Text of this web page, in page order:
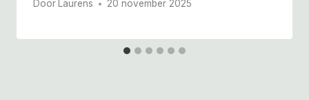
Door Laurens 20 november 2025